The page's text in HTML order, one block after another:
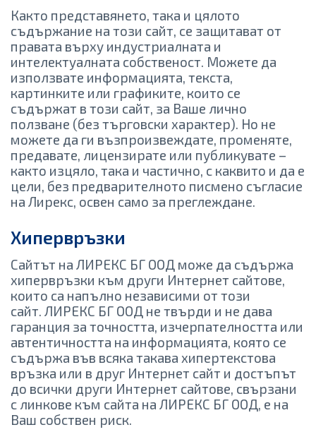
Както представянето, така и цялото
съдържание на този сайт, се защитават от
правата върху индустриалната и
интелектуалната собственост. Можете да
използвате информацията, текста,
картинките или графиките, които се
съдържат в този сайт, за Ваше лично
ползване (без търговски характер). Но не
можете да ги възпроизвеждате, променяте,
предавате, лицензирате или публикувате –
както изцяло, така и частично, с каквито и да е
цели, без предварителното писмено съгласие
на Лирекс, освен само за преглеждане.
Хипервръзки
Сайтът на ЛИРЕКС БГ ООД може да съдържа
хипервръзки към други Интернет сайтове,
които са напълно независими от този
сайт. ЛИРЕКС БГ ООД не твърди и не дава
гаранция за точността, изчерпателността или
автентичността на информацията, която се
съдържа във всяка такава хипертекстова
връзка или в друг Интернет сайт и достъпът
до всички други Интернет сайтове, свързани
с линкове към сайта на ЛИРЕКС БГ ООД, е на
Ваш собствен риск.